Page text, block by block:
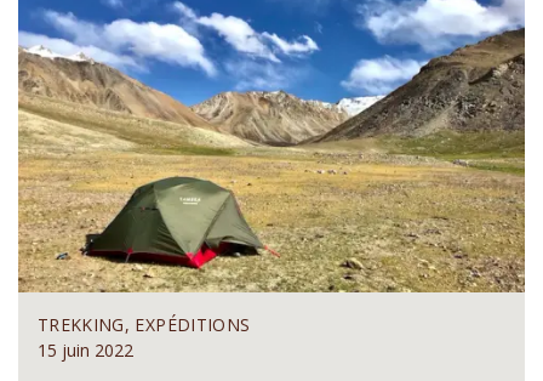
TREKKING, EXPÉDITIONS
15 juin 2022